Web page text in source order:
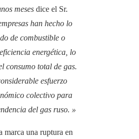
meses dice el Sr.
han hecho lo
de combustible o
energética, lo
consumo total de gas.
esfuerzo
colectivo para
del gas ruso. »
marca una ruptura en